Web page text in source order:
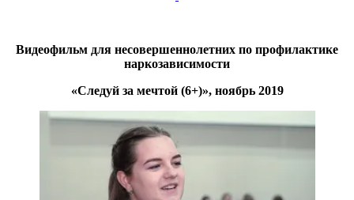
Видеофильм для несовершеннолетних по профилактике
наркозависимости
«Следуй за мечтой (6+)», ноябрь 2019